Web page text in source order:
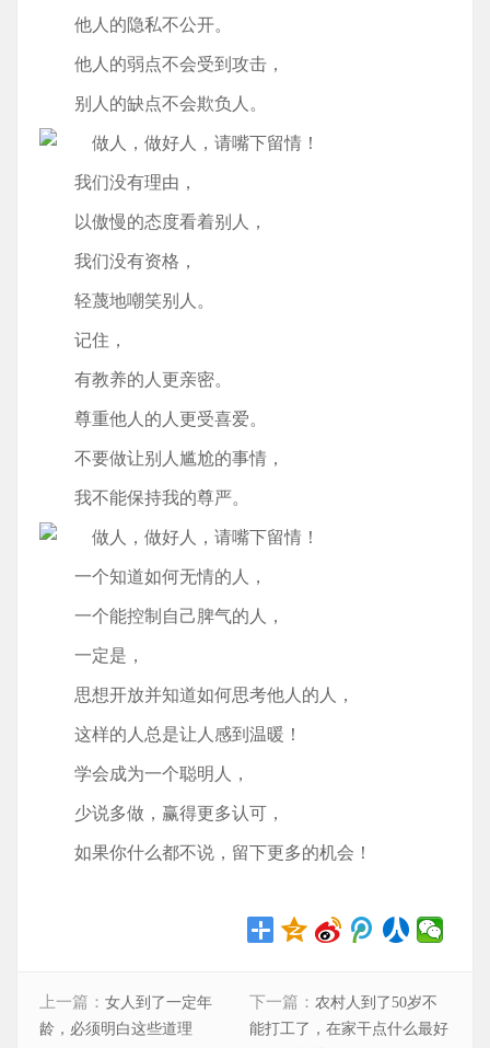
他人的隐私不公开。
他人的弱点不会受到攻击，
别人的缺点不会欺负人。
我们没有理由，
以傲慢的态度看着别人，
我们没有资格，
轻蔑地嘲笑别人。
记住，
有教养的人更亲密。
尊重他人的人更受喜爱。
不要做让别人尴尬的事情，
我不能保持我的尊严。
一个知道如何无情的人，
一个能控制自己脾气的人，
一定是，
思想开放并知道如何思考他人的人，
这样的人总是让人感到温暖！
学会成为一个聪明人，
少说多做，赢得更多认可，
如果你什么都不说，留下更多的机会！
上一篇： 女人到了一定年
龄，必须明白这些道理
下一篇： 农村人到了50岁不
能打工了，在家干点什么最好